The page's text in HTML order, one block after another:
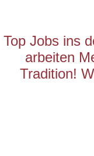
Top Jobs ins
arbeiten
Tradition!